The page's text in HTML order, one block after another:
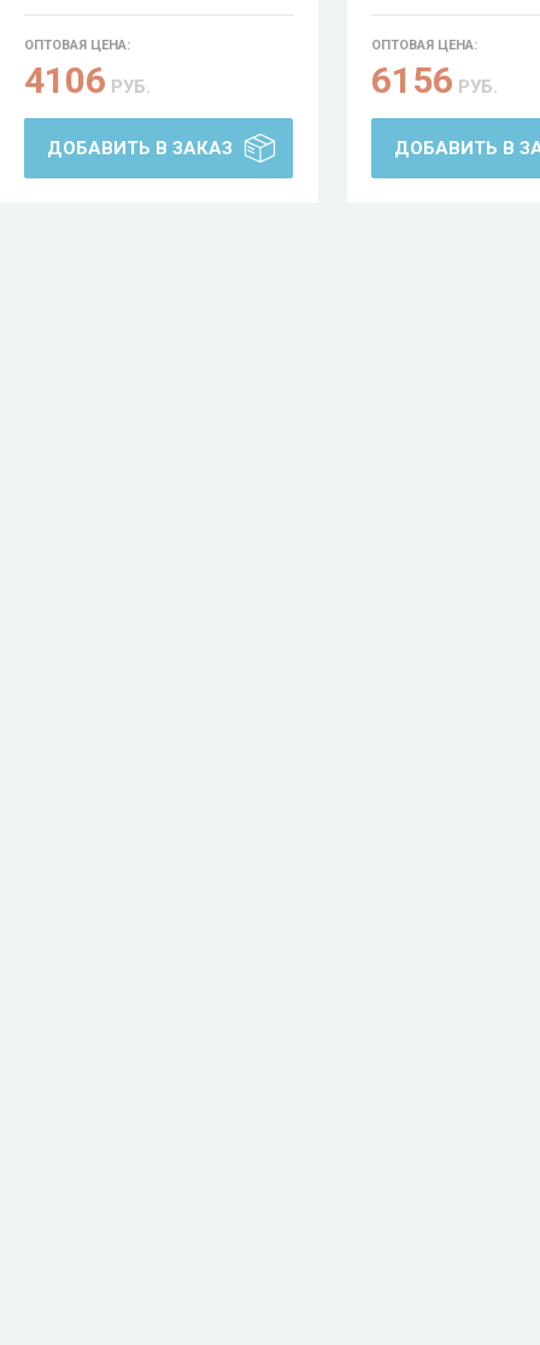
ОПТОВАЯ ЦЕНА:
4106 РУБ.
ДОБАВИТЬ В ЗАКАЗ
ОПТОВАЯ ЦЕНА:
6156 РУБ.
ДОБАВИТЬ В